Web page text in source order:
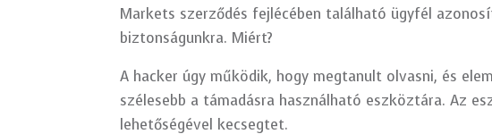
Markets szerződés fejlécében található ügyfél
biztonságunkra. Miért?
A hacker úgy működik, hogy megtanult olvasni, és
szélesebb a támadásra használható eszköztára. Az
lehetőségével kecsegtet.